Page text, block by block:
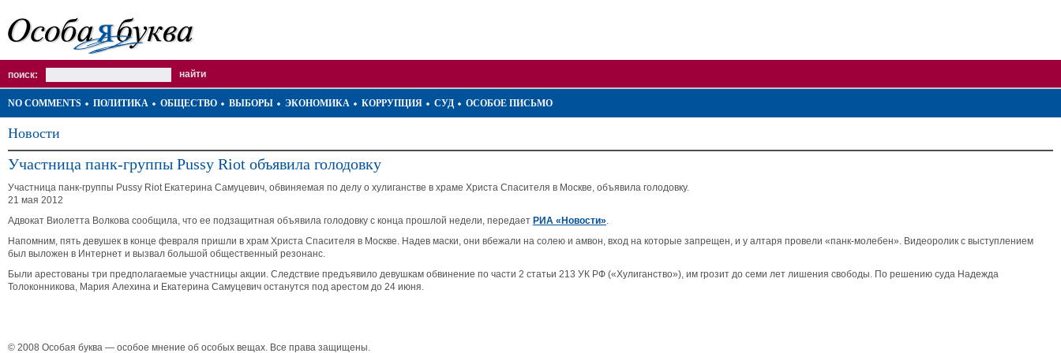
поиск:
NO COMMENTS ПОЛИТИКА ОБЩЕСТВО ВЫБОРЫ ЭКОНОМИКА КОРРУПЦИЯ СУД ОСОБОЕ ПИСЬМО
Новости
Участница панк-группы Pussy Riot объявила голодовку
Участница панк-группы Pussy Riot Екатерина Самуцевич, обвиняемая по делу о хулиганстве в храме Христа Спасителя в Москве, объявила голодовку.
21 мая 2012
Адвокат Виолетта Волкова сообщила, что ее подзащитная объявила голодовку с конца прошлой недели, передает РИА «Новости».
Напомним, пять девушек в конце февраля пришли в храм Христа Спасителя в Москве. Надев маски, они вбежали на солею и амвон, вход на которые запрещен, и у алтаря провели «панк-молебен». Видеоролик с выступлением
был выложен в Интернет и вызвал большой общественный резонанс.
Были арестованы три предполагаемые участницы акции. Следствие предъявило девушкам обвинение по части 2 статьи 213 УК РФ («Хулиганство»), им грозит до семи лет лишения свободы. По решению суда Надежда
Толоконникова, Мария Алехина и Екатерина Самуцевич останутся под арестом до 24 июня.
© 2008 Особая буква — особое мнение об особых вещах. Все права защищены.